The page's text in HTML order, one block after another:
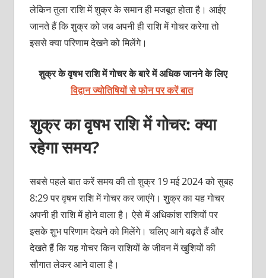
लेकिन तुला राशि में शुक्र के समान ही मजबूत होता है। आईए
जानते हैं कि शुक्र को जब अपनी ही राशि में गोचर करेगा तो
इससे क्या परिणाम देखने को मिलेंगे।
शुक्र के वृषभ राशि में गोचर के बारे में अधिक जानने के लिए
विद्वान ज्योतिषियों से फोन पर करें बात
शुक्र का वृषभ राशि में गोचर: क्या
रहेगा समय?
सबसे पहले बात करें समय की तो शुक्र 19 मई 2024 को सुबह
8:29 पर वृषभ राशि में गोचर कर जाएंगे। शुक्र का यह गोचर
अपनी ही राशि में होने वाला है। ऐसे में अधिकांश राशियों पर
इसके शुभ परिणाम देखने को मिलेंगे। चलिए आगे बढ़ते हैं और
देखते हैं कि यह गोचर किन राशियों के जीवन में खुशियों की
सौगात लेकर आने वाला है।